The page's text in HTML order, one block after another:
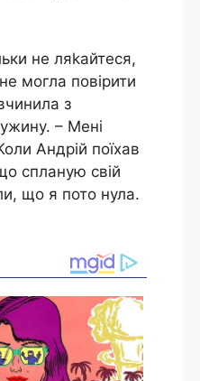
не ляkайтеся,
могла повірити
з
– Мені
Андрій поїхав
спланую свій
що я пото нула.